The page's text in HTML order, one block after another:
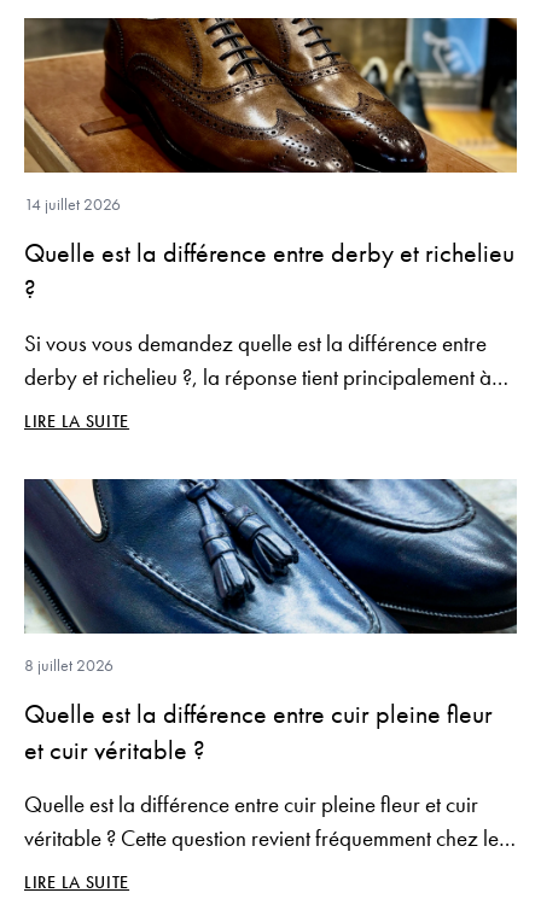
de vie de la chaussure.
14 juillet 2026
Quelle est la différence entre derby et richelieu
?
Si vous vous demandez quelle est la différence entre
derby et richelieu ?, la réponse tient principalement à
leur système de laçage, qui influence leur silhouette,
LIRE LA SUITE
8 juillet 2026
Quelle est la différence entre cuir pleine fleur
et cuir véritable ?
Quelle est la différence entre cuir pleine fleur et cuir
véritable ? Cette question revient fréquemment chez les
amateurs de chaussures en cuir, car ces deux
LIRE LA SUITE